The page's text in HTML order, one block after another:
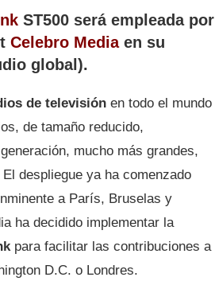
ST500 será empleada por
Celebro Media en su
global).
de televisión en todo el mundo
de tamaño reducido,
mucho más grandes,
despliegue ya ha comenzado
a París, Bruselas y
ha decidido implementar la
para facilitar las contribuciones a
D.C. o Londres.